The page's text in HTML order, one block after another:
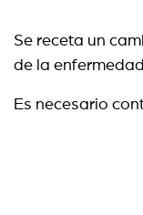
Se receta un
de la
Es necesario